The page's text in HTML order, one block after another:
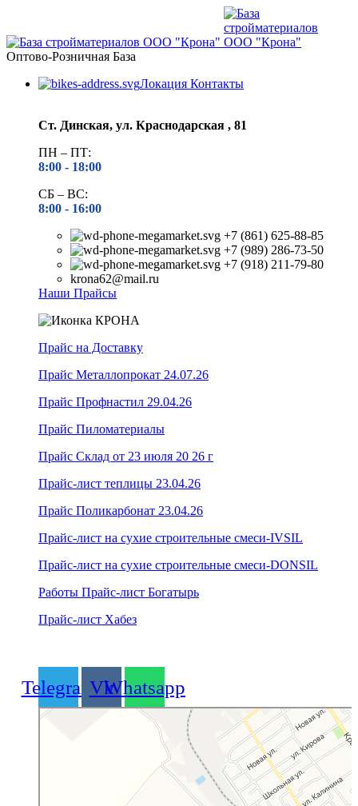
Оптово-Розничная База
Локация Контакты
Ст. Динская, ул. Краснодарская , 81
ПН – ПТ:
8:00 - 18:00
СБ – ВС:
8:00 - 16:00
+7 (861) 625-88-85
+7 (989) 286-73-50
+7 (918) 211-79-80
krona62@mail.ru
Наши Прайсы
Прайс на Доставку
Прайс Металлопрокат 24.07.26
Прайс Профнастил 29.04.26
Прайс Пиломатериалы
Прайс Склад от 23 июля 20 26 г
Прайс-лист теплицы 23.04.26
Прайс Поликарбонат 23.04.26
Прайс-лист на сухие строительные смеси-IVSIL
Прайс-лист на сухие строительные смеси-DONSIL
Работы Прайс-лист Богатырь
Прайс-лист Хабез
TelegramVkWhatsapp
Яндекс Карты
Яндекс Карты — транспорт, навигация, поиск мест